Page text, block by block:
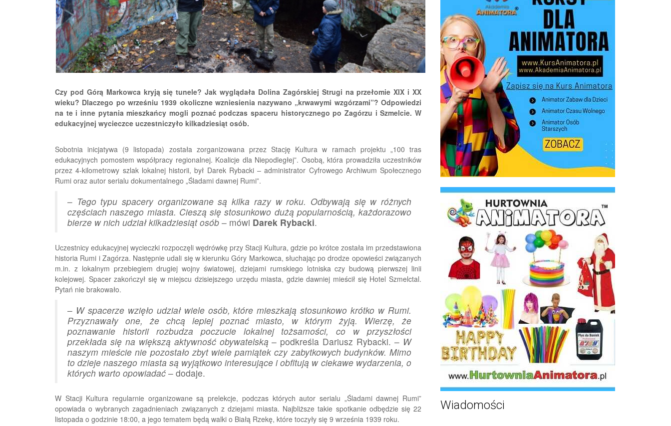
Czy pod Górą Markowca kryją się tunele? Jak wyglądała Dolina Zagórskiej Strugi na przełomie XIX i XX
wieku? Dlaczego po wrześniu 1939 okoliczne wzniesienia nazywano „krwawymi wzgórzami”? Odpowiedzi
na te i inne pytania mieszkańcy mogli poznać podczas spaceru historycznego po Zagórzu i Szmelcie. W
edukacyjnej wycieczce uczestniczyło kilkadziesiąt osób.
Sobotnia inicjatywa (9 listopada) została zorganizowana przez Stację Kultura w ramach projektu „100 tras
edukacyjnych pomostem współpracy regionalnej. Koalicje dla Niepodległej”. Osobą, która prowadziła uczestników
przez 4-kilometrowy szlak lokalnej historii, był Darek Rybacki – administrator Cyfrowego Archiwum Społecznego
Rumi oraz autor serialu dokumentalnego „Śladami dawnej Rumi”.
– Tego typu spacery organizowane są kilka razy w roku. Odbywają się w różnych
częściach naszego miasta. Cieszą się stosunkowo dużą popularnością, każdorazowo
bierze w nich udział kilkadziesiąt osób – mówi Darek Rybacki.
Uczestnicy edukacyjnej wycieczki rozpoczęli wędrówkę przy Stacji Kultura, gdzie po krótce została im przedstawiona
historia Rumi i Zagórza. Następnie udali się w kierunku Góry Markowca, słuchając po drodze opowieści związanych
m.in. z lokalnym przebiegiem drugiej wojny światowej, dziejami rumskiego lotniska czy budową pierwszej linii
kolejowej. Spacer zakończył się w miejscu dzisiejszego urzędu miasta, gdzie dawniej mieścił się Hotel Szmelctal.
Pytań nie brakowało.
– W spacerze wzięło udział wiele osób, które mieszkają stosunkowo krótko w Rumi.
Przyznawały one, że chcą lepiej poznać miasto, w którym żyją. Wierzę, że
poznawanie historii rozbudza poczucie lokalnej tożsamości, co w przyszłości
przekłada się na większą aktywność obywatelską – podkreśla Dariusz Rybacki. – W
naszym mieście nie pozostało zbyt wiele pamiątek czy zabytkowych budynków. Mimo
to dzieje naszego miasta są wyjątkowo interesujące i obfitują w ciekawe wydarzenia, o
których warto opowiadać – dodaje.
W Stacji Kultura regularnie organizowane są prelekcje, podczas których autor serialu „Śladami dawnej Rumi”
opowiada o wybranych zagadnieniach związanych z dziejami miasta. Najbliższe takie spotkanie odbędzie się 22
listopada o godzinie 18:00, a jego tematem będą walki o Białą Rzekę, które toczyły się 9 września 1939 roku.
Wiadomości